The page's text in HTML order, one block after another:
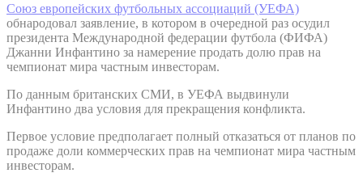
Союз европейских футбольных ассоциаций (УЕФА)
обнародовал заявление, в котором в очередной раз осудил
президента Международной федерации футбола (ФИФА)
Джанни Инфантино за намерение продать долю прав на
чемпионат мира частным инвесторам.
По данным британских СМИ, в УЕФА выдвинули
Инфантино два условия для прекращения конфликта.
Первое условие предполагает полный отказаться от планов по
продаже доли коммерческих прав на чемпионат мира частным
инвесторам.